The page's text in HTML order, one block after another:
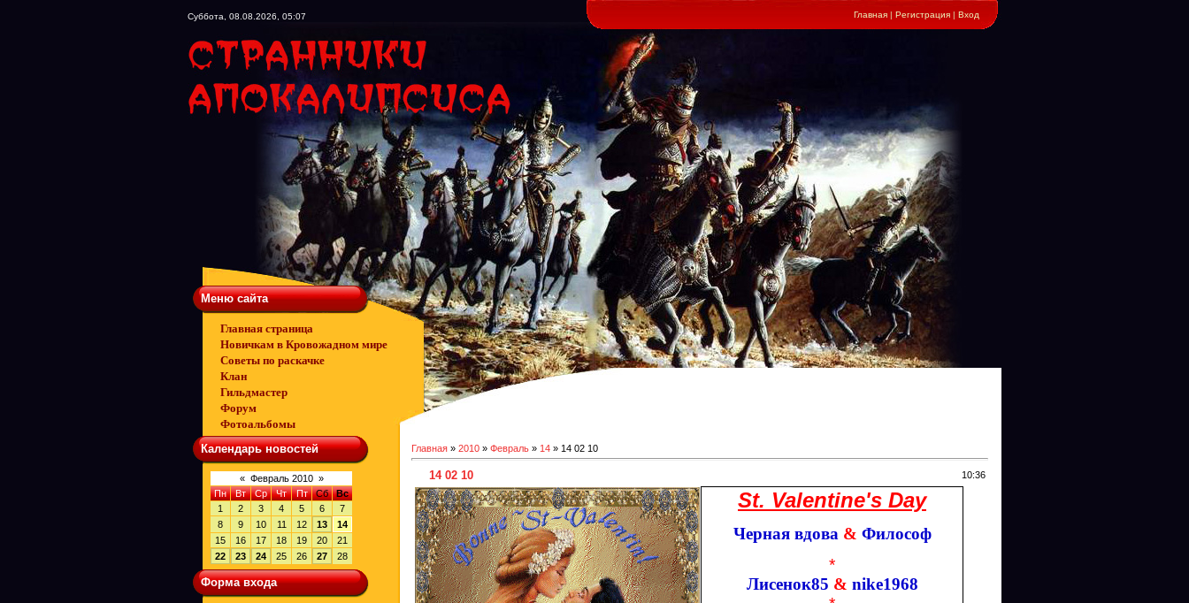
Суббота, 08.08.2026, 05:07 Главная | Регистрация | Вход
Меню сайта
Главная страница
Новичкам в Кровожадном мире
Советы по раскачке
Клан
Гильдмастер
Форум
Фотоальбомы
Календарь новостей
« Февраль 2010 »
Пн
Вт Ср Чт Пт Сб
Вс
1
2 3 4 5 6
7
8
9 10 11 12 13
14
15
16 17 18 19 20
21
22
23 24 25 26 27 28
Форма входа
Главная » 2010 » Февраль » 14 » 14 02 10
14 02 10 10:36
St. Valentine's Day
Черная вдова & Философ
*
Лисенок85 & nike1968